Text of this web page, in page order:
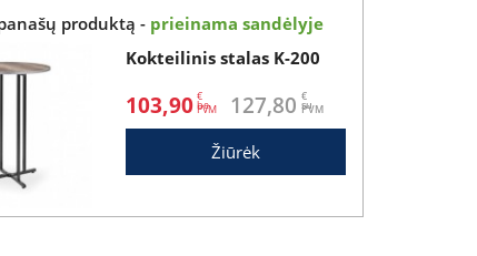
produktą - prieinama sandėlyje
Kokteilinis stalas K-200
103,90€
be 127,80€
su
Žiūrėk